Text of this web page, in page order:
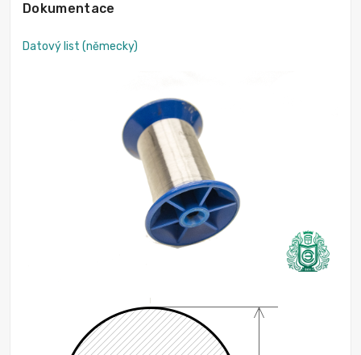
Dokumentace
Datový list (německy)